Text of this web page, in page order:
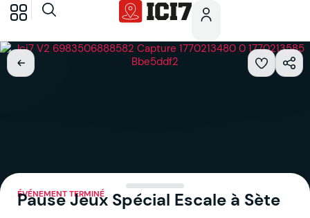
ÉVÉNEMENT TERMINÉ
Pause Jeux Spécial Escale à Sète